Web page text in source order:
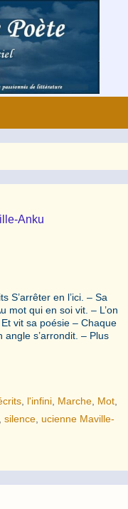
Anku
S’arrêter en l’ici. – Sa
mot qui en soi vit. – L’on
vit sa poésie – Chaque
angle s’arrondit. – Plus
l'infini Marche Mot
silence ucienne Maville-